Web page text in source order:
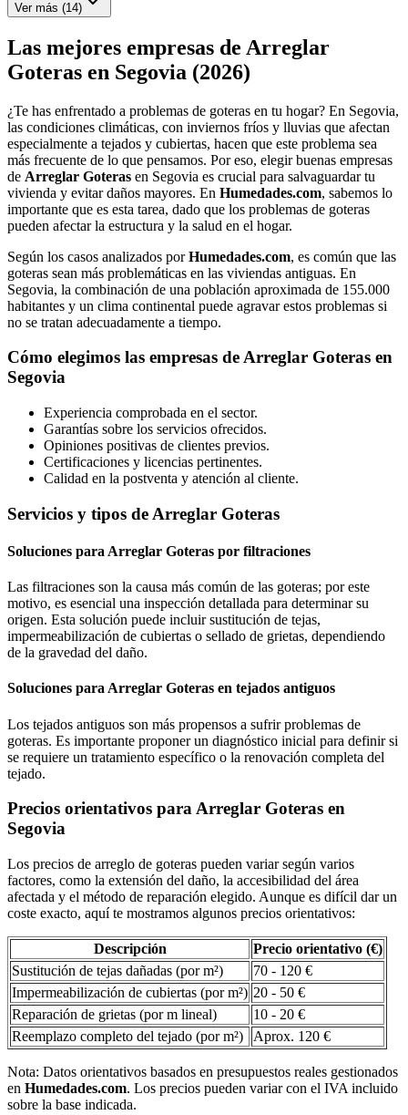
Ver más (14)
Las mejores empresas de Arreglar
Goteras en Segovia (2026)
¿Te has enfrentado a problemas de goteras en tu hogar? En Segovia,
las condiciones climáticas, con inviernos fríos y lluvias que afectan
especialmente a tejados y cubiertas, hacen que este problema sea
más frecuente de lo que pensamos. Por eso, elegir buenas empresas
de Arreglar Goteras en Segovia es crucial para salvaguardar tu
vivienda y evitar daños mayores. En Humedades.com, sabemos lo
importante que es esta tarea, dado que los problemas de goteras
pueden afectar la estructura y la salud en el hogar.
Según los casos analizados porHumedades.com, es común que las
goteras sean más problemáticas en las viviendas antiguas. En
Segovia, la combinación de una población aproximada de 155.000
habitantes y un clima continental puede agravar estos problemas si
no se tratan adecuadamente a tiempo.
Cómo elegimos las empresas de Arreglar Goteras en
Segovia
Experiencia comprobada en el sector.
Garantías sobre los servicios ofrecidos.
Opiniones positivas de clientes previos.
Certificaciones y licencias pertinentes.
Calidad en la postventa y atención al cliente.
Servicios y tipos de Arreglar Goteras
Soluciones para Arreglar Goteras por filtraciones
Las filtraciones son la causa más común de las goteras; por este
motivo, es esencial una inspección detallada para determinar su
origen. Esta solución puede incluir sustitución de tejas,
impermeabilización de cubiertas o sellado de grietas, dependiendo
de la gravedad del daño.
Soluciones para Arreglar Goteras en tejados antiguos
Los tejados antiguos son más propensos a sufrir problemas de
goteras. Es importante proponer un diagnóstico inicial para definir si
se requiere un tratamiento específico o la renovación completa del
tejado.
Precios orientativos para Arreglar Goteras en
Segovia
Los precios de arreglo de goteras pueden variar según varios
factores, como la extensión del daño, la accesibilidad del área
afectada y el método de reparación elegido. Aunque es difícil dar un
coste exacto, aquí te mostramos algunos precios orientativos:
Descripción
Precio orientativo (€)
Sustitución de tejas dañadas (por m²)
70 - 120 €
Impermeabilización de cubiertas (por m²) 20 - 50 €
Reparación de grietas (por m lineal)
10 - 20 €
Reemplazo completo del tejado (por m²)
Aprox. 120 €
Nota: Datos orientativos basados en presupuestos reales gestionados
en Humedades.com. Los precios pueden variar con el IVA incluido
sobre la base indicada.